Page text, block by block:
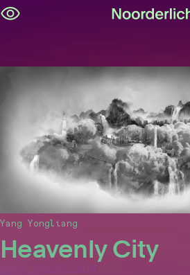
Heavenly City
Yang Yongliang
Yang Yongliang